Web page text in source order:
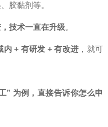
胶黏剂等。
技术一直在升级。
内 + 有研发 + 有改进 ，就可
” 为例，直接告诉你怎么申